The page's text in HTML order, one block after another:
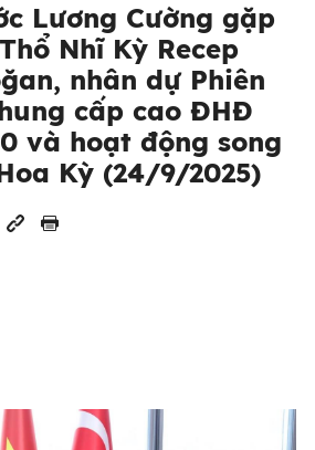
Lương Cường gặp
Nhĩ Kỳ Recep
nhân dự Phiên
cấp cao ĐHĐ
và hoạt động song
Kỳ (24/9/2025)